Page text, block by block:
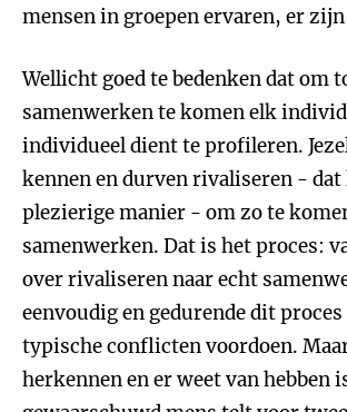
mensen in groepen ervaren, er
Wellicht goed te bedenken dat om
samenwerken te komen elk
individueel dient te profileren.
kennen en durven rivaliseren - dat
plezierige manier - om zo te
samenwerken. Dat is het proces:
over rivaliseren naar echt
eenvoudig en gedurende dit
typische conflicten voordoen.
herkennen en er weet van hebben